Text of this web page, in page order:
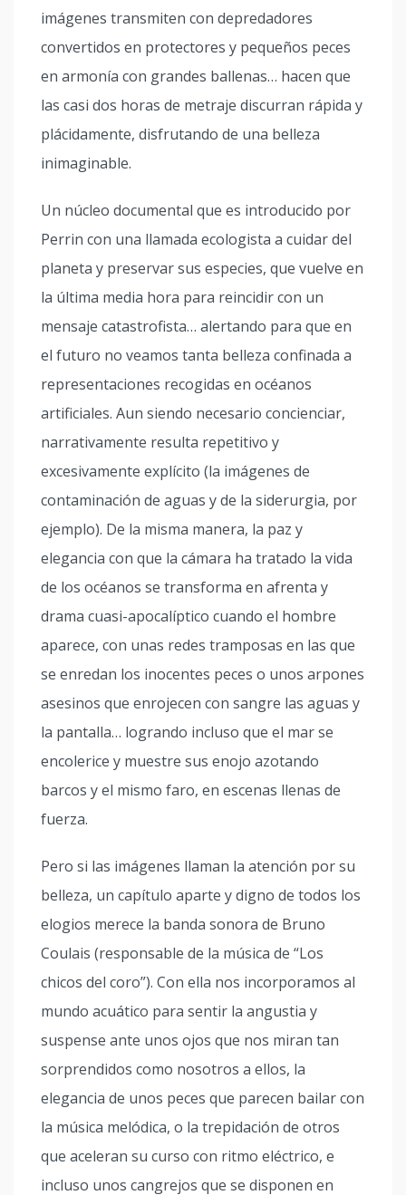
imágenes transmiten con depredadores
convertidos en protectores y pequeños peces
en armonía con grandes ballenas… hacen que
las casi dos horas de metraje discurran rápida y
plácidamente, disfrutando de una belleza
inimaginable.
Un núcleo documental que es introducido por
Perrin con una llamada ecologista a cuidar del
planeta y preservar sus especies, que vuelve en
la última media hora para reincidir con un
mensaje catastrofista… alertando para que en
el futuro no veamos tanta belleza confinada a
representaciones recogidas en océanos
artificiales. Aun siendo necesario concienciar,
narrativamente resulta repetitivo y
excesivamente explícito (la imágenes de
contaminación de aguas y de la siderurgia, por
ejemplo). De la misma manera, la paz y
elegancia con que la cámara ha tratado la vida
de los océanos se transforma en afrenta y
drama cuasi-apocalíptico cuando el hombre
aparece, con unas redes tramposas en las que
se enredan los inocentes peces o unos arpones
asesinos que enrojecen con sangre las aguas y
la pantalla… logrando incluso que el mar se
encolerice y muestre sus enojo azotando
barcos y el mismo faro, en escenas llenas de
fuerza.
Pero si las imágenes llaman la atención por su
belleza, un capítulo aparte y digno de todos los
elogios merece la banda sonora de Bruno
Coulais (responsable de la música de “Los
chicos del coro”). Con ella nos incorporamos al
mundo acuático para sentir la angustia y
suspense ante unos ojos que nos miran tan
sorprendidos como nosotros a ellos, la
elegancia de unos peces que parecen bailar con
la música melódica, o la trepidación de otros
que aceleran su curso con ritmo eléctrico, e
incluso unos cangrejos que se disponen en